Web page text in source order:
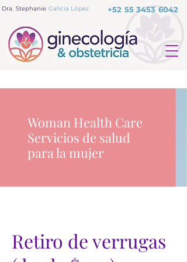
+52 55 3453 6042
Dra. Stephanie Galicia López
Woman Health Care
Servicios de salud
para la mujer
Retiro de verrugas